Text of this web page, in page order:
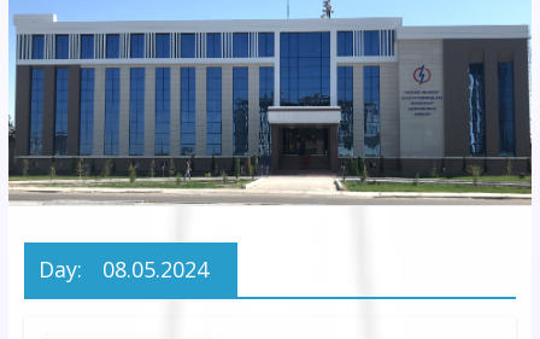
korxonasi”
AJ
“Buxoro
hududiy
korxonasi”
Day: 08.05.2024